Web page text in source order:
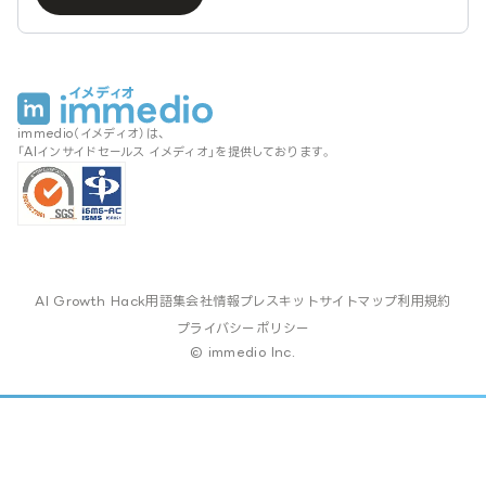
immedio（イメディオ）は、
「AIインサイドセールス イメディオ」を提供しております。
AI Growth Hack用語集会社情報プレスキットサイトマップ利用規約
プライバシーポリシー
© immedio Inc.